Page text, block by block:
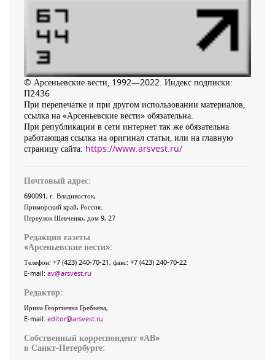
© Арсеньевские вести, 1992—2022. Индекс подписки:
П2436
При перепечатке и при другом использовании материалов,
ссылка на «Арсеньевские вести» обязательна.
При републикации в сети интернет так же обязательна
работающая ссылка на оригинал статьи, или на главную
страницу сайта: https://www.arsvest.ru/
Почтовый адрес:
690091, г. Владивосток,
Приморский край, Россия
Переулок Шевченко, дом 9, 27
Редакция газеты
«Арсеньевские вести»:
Телефон: +7 (423) 240-70-21, факс: +7 (423) 240-70-22
E-mail: av@arsvest.ru
Редактор:
Ирина Георгиевна Гребнёва,
E-mail: editor@arsvest.ru
Собственный корреспондент «АВ»
в Санкт-Петербурге: